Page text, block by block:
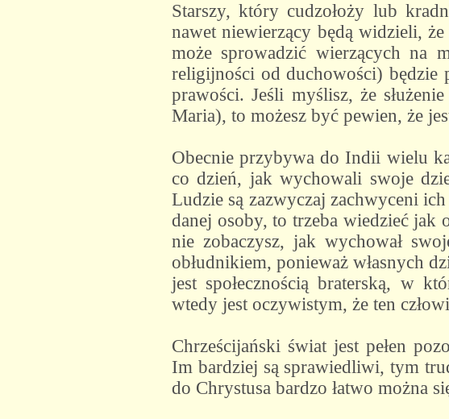
Starszy, który cudzołoży lub
nawet niewierzący będą widzieli,
może sprowadzić wierzących na
religijności od duchowości) będzie
prawości. Jeśli myślisz, że
Maria), to możesz być pewien, że
Obecnie przybywa do Indii wielu
co dzień, jak wychowali swoje
Ludzie są zazwyczaj zachwyceni
danej osoby, to trzeba wiedzieć
nie zobaczysz, jak wychował
obłudnikiem, ponieważ własnych
jest społecznością braterską, w
wtedy jest oczywistym, że ten
Chrześcijański świat jest pełen
Im bardziej są sprawiedliwi, tym
do Chrystusa bardzo łatwo można